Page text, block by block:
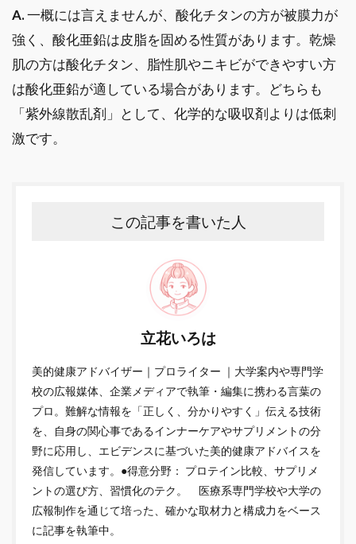
A.一概には言えませんが、酸化チタンの方が被膜力が
強く、酸化亜鉛は皮脂を固める性質があります。乾燥
肌の方は酸化チタン、脂性肌やニキビができやすい方
は酸化亜鉛が適している場合があります。どちらも
「紫外線散乱剤」として、化学的な吸収剤よりは低刺
激です。
この記事を書いた人
立花いろは
美的健康アドバイザー｜プロライター ｜大学案内や専門学
校の広報媒体、企業メディアで執筆・編集に携わる言葉の
プロ。難解な情報を「正しく、分かりやすく」伝える技術
を、自身の関心事であるインナーケアやサプリメントの分
野に応用し、エビデンスに基づいた美的健康アドバイスを
発信しています。●得意分野： プロテイン比較、サプリメ
ントの選び方、習慣化のテク。 医療系専門学校や大学の
広報制作を通じて培った、確かな取材力と構成力をベース
に記事を執筆中。